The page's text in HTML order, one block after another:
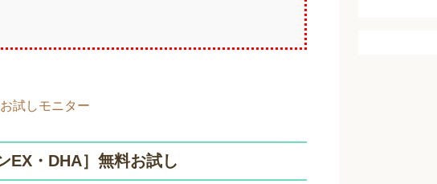
試しモニター
EX・DHA］無料お試し